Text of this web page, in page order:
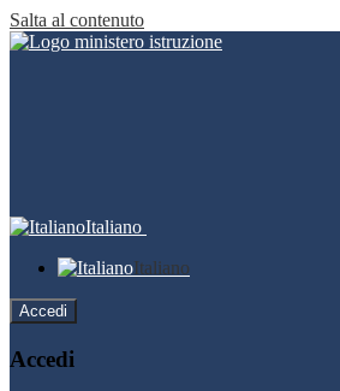
Salta al contenuto
Italiano
Italiano
Accedi
Accedi